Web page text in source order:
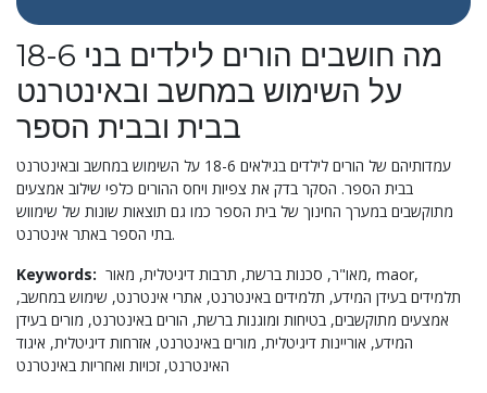
מה חושבים הורים לילדים בני 18-6
על השימוש במחשב ובאינטרנט
בבית ובבית הספר
עמדותיהם של הורים לילדים בגילאים 18-6 על השימוש במחשב ובאינטרנט
בבית הספר. הסקר בדק את צפיות ויחס ההורים כלפי שילוב אמצעים
מתוקשבים במערך החינוך של בית הספר כמו גם תוצאות שונות של שימווש
בתי הספר באתר אינטרנט.
Keywords:
מאו"ר, סכנות ברשת, תרבות דיגיטלית, מאור, maor,
תלמידים בעידן המידע, תלמידים באינטרנט, אתרי אינטרנט, שימוש במחשב,
אמצעים מתוקשבים, בטיחות ומוגנות ברשת, הורים באינטרנט, מורים בעידן
המידע, אוריינות דיגיטלית, מורים באינטרנט, אזרחות דיגיטלית, איגוד
האינטרנט, זכויות ואחריות באינטרנט